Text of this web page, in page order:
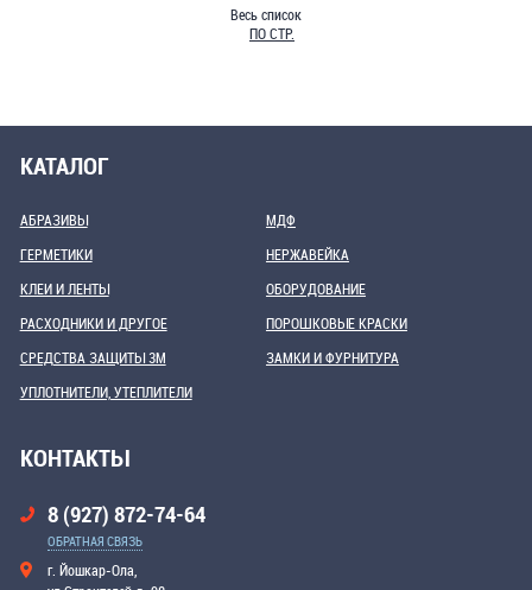
Весь список
ПО СТР.
КАТАЛОГ
АБРАЗИВЫ
ГЕРМЕТИКИ
КЛЕИ И ЛЕНТЫ
МДФ
НЕРЖАВЕЙКА
ОБОРУДОВАНИЕ
РАСХОДНИКИ И ДРУГОЕ
СРЕДСТВА ЗАЩИТЫ 3М
УПЛОТНИТЕЛИ, УТЕПЛИТЕЛИ
ПОРОШКОВЫЕ КРАСКИ
ЗАМКИ И ФУРНИТУРА
КОНТАКТЫ
8 (927) 872-74-64
ОБРАТНАЯ СВЯЗЬ
г. Йошкар-Ола,